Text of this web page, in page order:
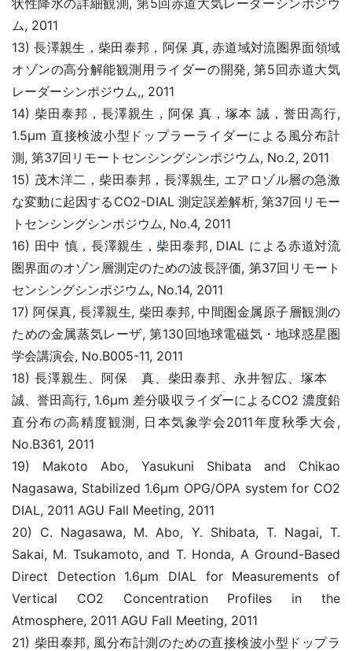
状性降水の詳細観測, 第5回赤道大気レーダーシンポジウ
ム, 2011
13) 長澤親生，柴田泰邦，阿保 真, 赤道域対流圏界面領域
オゾンの高分解能観測用ライダーの開発, 第5回赤道大気
レーダーシンポジウム,, 2011
14) 柴田泰邦，長澤親生，阿保 真，塚本 誠，誉田高行,
1.5μm 直接検波小型ドップラーライダーによる風分布計
測, 第37回リモートセンシングシンポジウム, No.2, 2011
15) 茂木洋二，柴田泰邦，長澤親生, エアロゾル層の急激
な変動に起因するCO2-DIAL 測定誤差解析, 第37回リモー
トセンシングシンポジウム, No.4, 2011
16) 田中 慎，長澤親生，柴田泰邦, DIAL による赤道対流
圏界面のオゾン層測定のための波長評価, 第37回リモート
センシングシンポジウム, No.14, 2011
17) 阿保真, 長澤親生, 柴田泰邦, 中間圏金属原子層観測の
ための金属蒸気レーザ, 第130回地球電磁気・地球惑星圏
学会講演会, No.B005-11, 2011
18) 長澤親生、阿保 真、柴田泰邦、永井智広、塚本
誠、誉田高行, 1.6μm 差分吸収ライダーによるCO2 濃度鉛
直分布の高精度観測, 日本気象学会2011年度秋季大会,
No.B361, 2011
19) Makoto Abo, Yasukuni Shibata and Chikao
Nagasawa, Stabilized 1.6μm OPG/OPA system for CO2
DIAL, 2011 AGU Fall Meeting, 2011
20) C. Nagasawa, M. Abo, Y. Shibata, T. Nagai, T.
Sakai, M. Tsukamoto, and T. Honda, A Ground-Based
Direct Detection 1.6μm DIAL for Measurements of
Vertical CO2 Concentration Profiles in the
Atmosphere, 2011 AGU Fall Meeting, 2011
21) 柴田泰邦, 風分布計測のための直接検波小型ドップラ